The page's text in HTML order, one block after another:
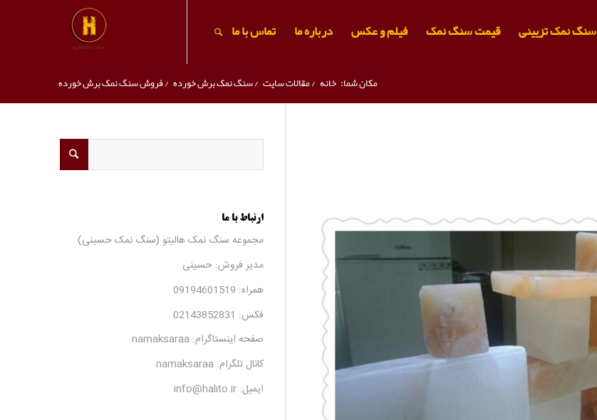
سنگ نمک تزیینی قیمت سنگ نمک فیلم و عکس درباره ما تماس با ما
مکان شما: خانه /مقالات سایت /سنگ نمک برش خورده /فروش سنگ نمک برش خورده
ارتباط با ما
مجموعه سنگ نمک هالیتو (سنگ نمک حسینی)
مدیر فروش: حسینی
همراه: 09194601519
فکس: 02143852831
صفحه اینستاگرام: namaksaraa
کانال تلگرام: namaksaraa
ایمیل: info@halito.ir